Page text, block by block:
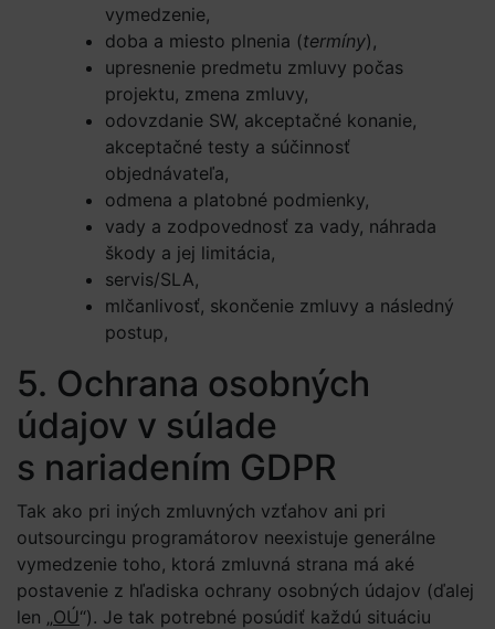
vymedzenie,
doba a miesto plnenia (termíny),
upresnenie predmetu zmluvy počas
projektu, zmena zmluvy,
odovzdanie SW, akceptačné konanie,
akceptačné testy a súčinnosť
objednávateľa,
odmena a platobné podmienky,
vady a zodpovednosť za vady, náhrada
škody a jej limitácia,
servis/SLA,
mlčanlivosť, skončenie zmluvy a následný
postup,
5. Ochrana osobných
údajov v súlade
s nariadením GDPR
Tak ako pri iných zmluvných vzťahov ani pri
outsourcingu programátorov neexistuje generálne
vymedzenie toho, ktorá zmluvná strana má aké
postavenie z hľadiska ochrany osobných údajov (ďalej
len „OÚ“). Je tak potrebné posúdiť každú situáciu